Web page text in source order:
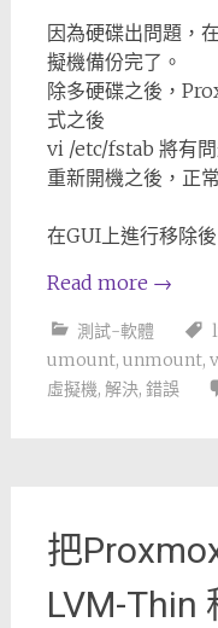
因為硬碟出問題，
擬機備份完了。
除多硬碟之後，
式之後
vi /etc/fstab 將有問
重新開機之後，正
在GUI上進行移除
Read more →
測試-軟體
umount, unmount,
虛擬機, 解決, 錯誤
把
LVM-Thin